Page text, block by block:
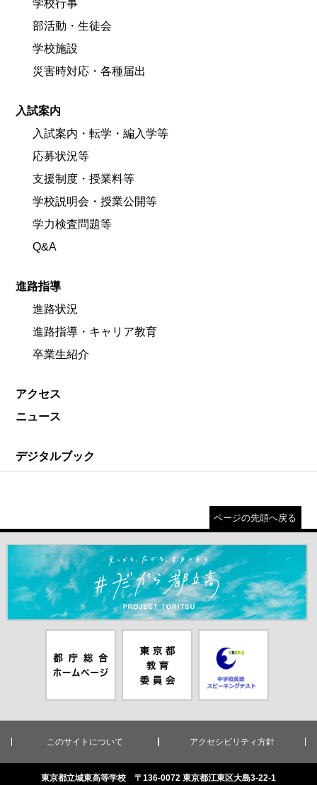
学校行事
部活動・生徒会
学校施設
災害時対応・各種届出
入試案内
入試案内・転学・編入学等
応募状況等
支援制度・授業料等
学校説明会・授業公開等
学力検査問題等
Q&A
進路指導
進路状況
進路指導・キャリア教育
卒業生紹介
アクセス
ニュース
デジタルブック
ページの先頭へ戻る
＃だから都立高（別ウインドウが開きます）
ムページ（別
ウインドウが
員会（別ウイ
ンドウが開き
ピーキングテ
スト（別ウイ
ンドウが開き
このサイトについて アクセシビリティ方針
東京都立城東高等学校 〒136-0072 東京都江東区大島3-22-1